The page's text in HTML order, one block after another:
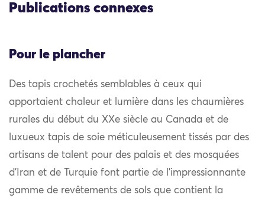
Publications connexes
Pour le plancher
Des tapis crochetés semblables à ceux qui
apportaient chaleur et lumière dans les chaumières
rurales du début du XXe siècle au Canada et de
luxueux tapis de soie méticuleusement tissés par des
artisans de talent pour des palais et des mosquées
d’Iran et de Turquie font partie de l’impressionnante
gamme de revêtements de sols que contient la